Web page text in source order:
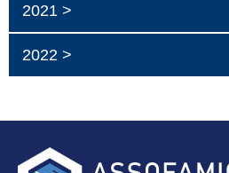
2021 >
2022 >